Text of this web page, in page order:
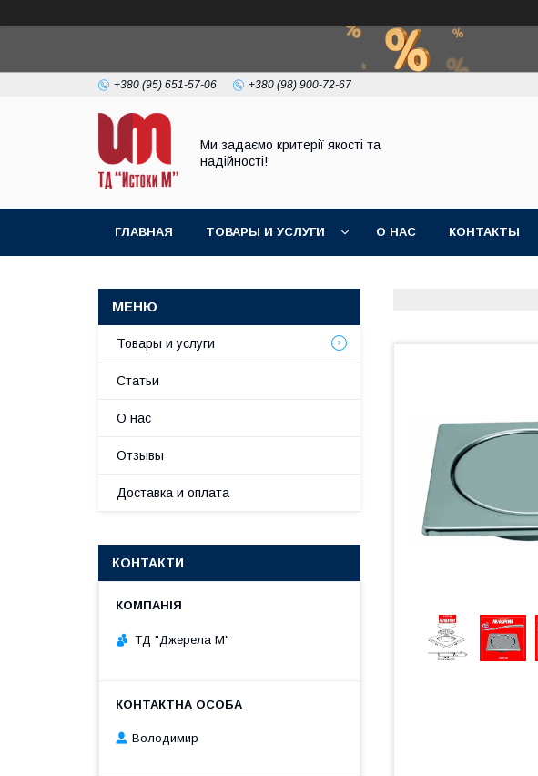
+380 (95) 651-57-06 +380 (98) 900-72-67
Ми задаємо критерії якості та
надійності!
ГЛАВНАЯ ТОВАРЫ И УСЛУГИ О НАС КОНТАКТЫ
Товары и услуги
Статьи
О нас
Отзывы
Доставка и оплата
КОНТАКТИ
ТД "Джерела М"
Володимир